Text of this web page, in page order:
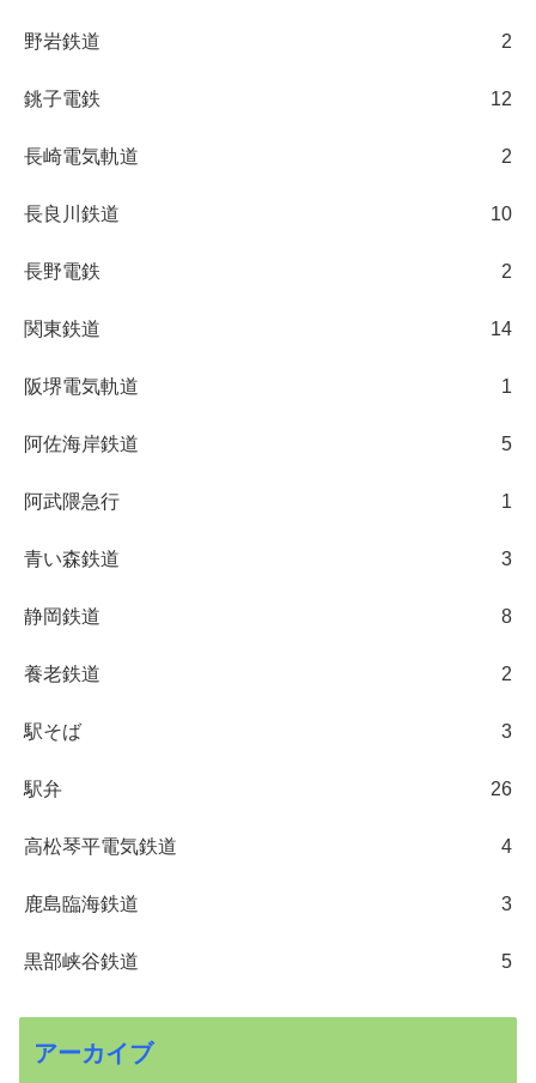
野岩鉄道 2
銚子電鉄 12
長崎電気軌道 2
長良川鉄道 10
長野電鉄 2
関東鉄道 14
阪堺電気軌道 1
阿佐海岸鉄道 5
阿武隈急行 1
青い森鉄道 3
静岡鉄道 8
養老鉄道 2
駅そば 3
駅弁 26
高松琴平電気鉄道 4
鹿島臨海鉄道 3
黒部峡谷鉄道 5
アーカイブ